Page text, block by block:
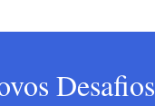
Desafios